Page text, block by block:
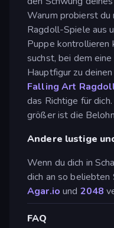
Warum probierst du
Ragdoll-Spiele aus
Puppe kontrollieren
suchst, bei dem
Hauptfigur zu
Falling Art
das Richtige für
größer ist die
Andere lustige
Wenn du dich in
dich an so beliebten
Agar.io und 2048
FAQ